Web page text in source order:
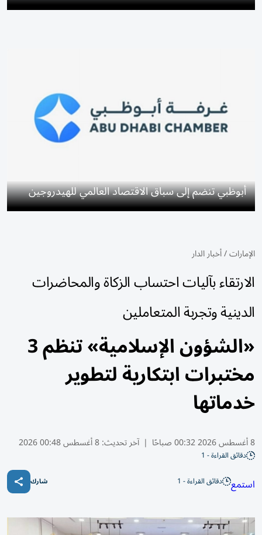
أبوظبي تنضم إلى سباق الاقتصاد العالمي للهيدروجين
الإمارات/أخبار الدار
الارتقاء بآليات احتساب الزكاة والمحاضرات
الدينية وتجربة المتعاملين
«الشؤون الإسلامية» تنظم 3
مختبرات ابتكارية لتطوير
خدماتها
8 أغسطس 2026 00:32 صباحًا | آخر تحديث:8 أغسطس 00:48 2026
دقائق القراءة - 1
استمع دقائق القراءة - 1 شارك